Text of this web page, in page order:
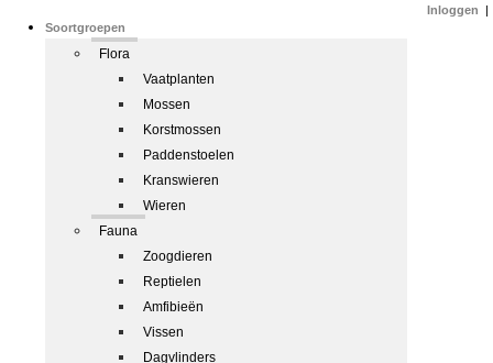
Soortgroepen
Flora
Vaatplanten
Mossen
Korstmossen
Paddenstoelen
Kranswieren
Wieren
Fauna
Zoogdieren
Reptielen
Amfibieën
Vissen
Dagvlinders
Inloggen |